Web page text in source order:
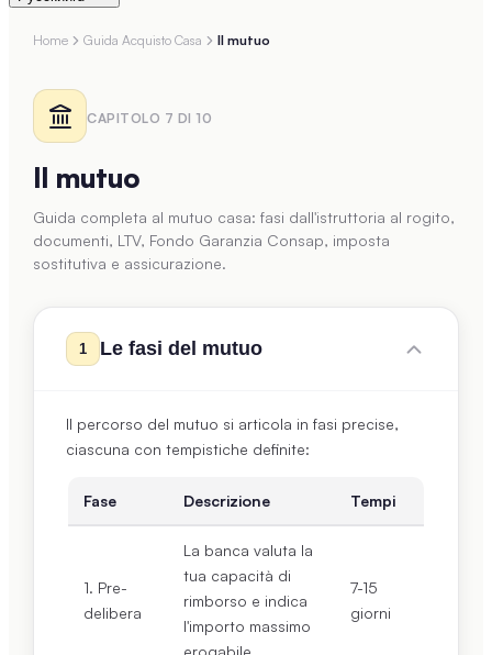
Home Guida Acquisto Casa Il mutuo
CAPITOLO 7 DI 10
Il mutuo
Guida completa al mutuo casa: fasi dall'istruttoria al rogito,
documenti, LTV, Fondo Garanzia Consap, imposta
sostitutiva e assicurazione.
1 Le fasi del mutuo
Il percorso del mutuo si articola in fasi precise,
ciascuna con tempistiche definite:
Fase Descrizione Tempi
1. Pre-
delibera
La banca valuta la
tua capacità di
rimborso e indica
l'importo massimo
erogabile
7-15
giorni